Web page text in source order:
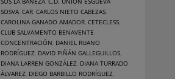
SOSVA, CAR, CARLOS NIETO CABEZAS,
CAROLINA GANADO AMADOR, CETECLESS,
CLUB SALVAMENTO BENAVENTE,
CONCENTRACIÓN, DANIEL RUANO
RODRÍGUEZ, DAVID PIÑÁN GALLEGUILLOS,
DIANA LARREN GONZÁLEZ, DIANA TURRADO
ÁLVAREZ, DIEGO BARBILLO RODRÍGUEZ,